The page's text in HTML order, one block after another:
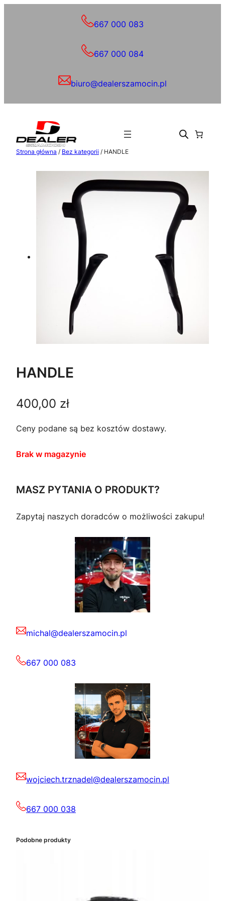
667 000 083
667 000 084
biuro@dealerszamocin.pl
Strona główna / Bez kategorii / HANDLE
HANDLE
400,00 zł
Ceny podane są bez kosztów dostawy.
Brak w magazynie
MASZ PYTANIA O PRODUKT?
Zapytaj naszych doradców o możliwości zakupu!
michal@dealerszamocin.pl
667 000 083
wojciech.trznadel@dealerszamocin.pl
667 000 038
Podobne produkty